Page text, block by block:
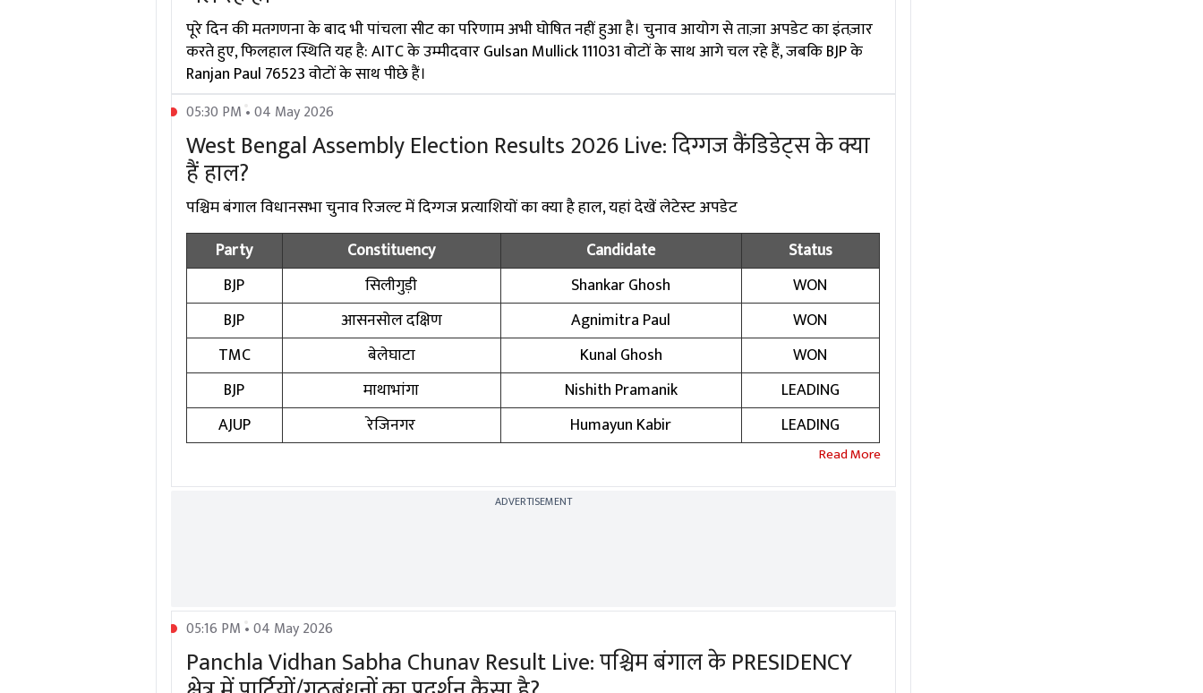
पूरे दिन की मतगणना के बाद भी पांचला सीट का परिणाम अभी घोषित नहीं हुआ है। चुनाव आयोग से ताज़ा अपडेट का इंतज़ार
करते हुए, फिलहाल स्थिति यह है: AITC के उम्मीदवार Gulsan Mullick 111031 वोटों के साथ आगे चल रहे हैं, जबकि BJP के
Ranjan Paul 76523 वोटों के साथ पीछे हैं।
05:30 PM • 04 May 2026
West Bengal Assembly Election Results 2026 Live: दिग्गज कैंडिडेट्स के क्या
हैं हाल?
पश्चिम बंगाल विधानसभा चुनाव रिजल्ट में दिग्गज प्रत्याशियों का क्या है हाल, यहां देखें लेटेस्ट अपडेट
Party
Constituency Candidate
Status
BJP
सिलीगुड़ी Shankar Ghosh
WON
BJP
आसनसोल दक्षिण Agnimitra Paul
WON
TMC
बेलेघाटा Kunal Ghosh
WON
BJP
माथाभांगा Nishith Pramanik
LEADING
AJUP
रेजिनगर Humayun Kabir LEADING
ADVERTISEMENT
05:16 PM • 04 May 2026
Panchla Vidhan Sabha Chunav Result Live: पश्चिम बंगाल के PRESIDENCY